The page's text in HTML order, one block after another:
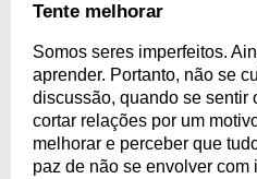
Tente melhorar
Somos seres imperfeitos.
aprender. Portanto, não se
discussão, quando se sentir
cortar relações por um
melhorar e perceber que
paz de não se envolver com